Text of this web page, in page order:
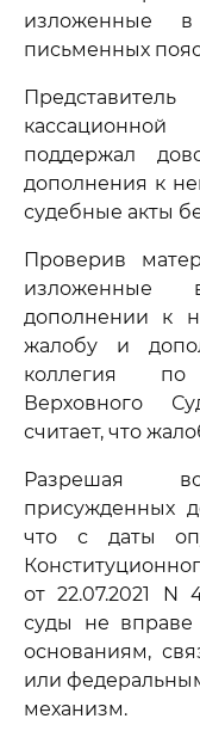
изложенные
письменных
поддержал
дополнения к
судебные акты
Проверив
изложенные
дополнении к
жалобу и
коллегия по
Верховного
считает, что
Разрешая
присужденных
что с даты
от 22.07.2021 N
суды не вправе
основаниям,
или
механизм.